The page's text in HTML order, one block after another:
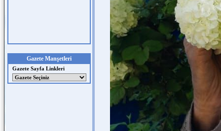
Gazete Manşetleri
Gazete Sayfa Linkleri